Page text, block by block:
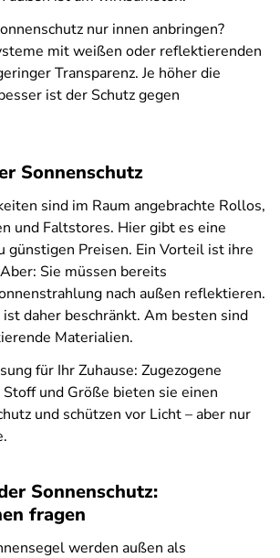
nur innen anbringen?
mit weißen oder reflektierenden
Transparenz. Je höher die
ist der Schutz gegen
Sonnenschutz
sind im Raum angebrachte Rollos,
und Faltstores. Hier gibt es eine
günstigen Preisen. Ein Vorteil ist ihre
Sie müssen bereits
nach außen reflektieren.
daher beschränkt. Am besten sind
Materialien.
für Ihr Zuhause: Zugezogene
Stoff und Größe bieten sie einen
und schützen vor Licht – aber nur
Sonnenschutz:
fragen
werden außen als